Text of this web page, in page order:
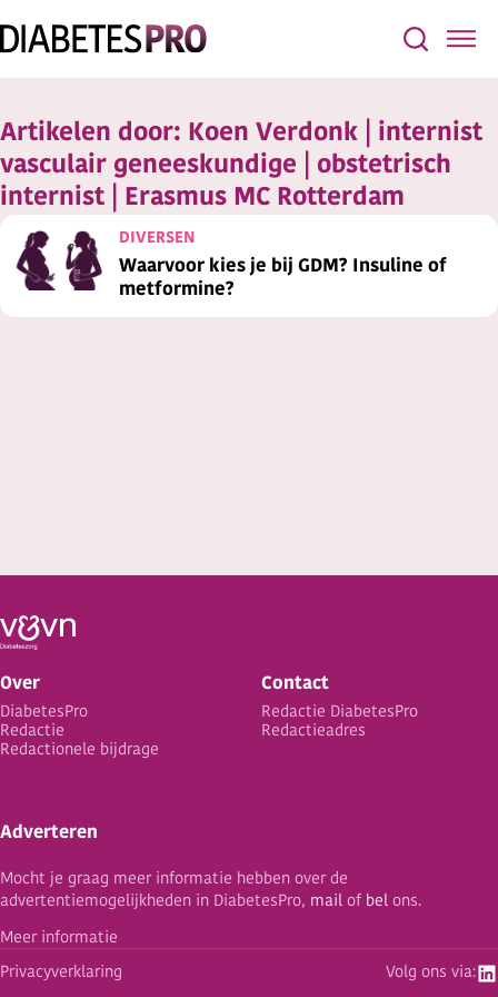
Artikelen door: Koen Verdonk | internist
vasculair geneeskundige | obstetrisch
internist | Erasmus MC Rotterdam
Waarvoor kies je bij GDM? Insuline of
metformine?
DIVERSEN
Over
DiabetesPro
Redactie
Redactionele bijdrage
Adverteren
Mocht je graag meer informatie hebben over de
advertentiemogelijkheden in DiabetesPro, mail of bel ons.
Meer informatie
Contact
Redactie DiabetesPro
Redactieadres
Privacyverklaring Volg ons via: